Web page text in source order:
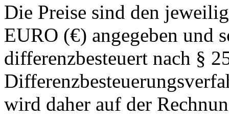
Die Preise sind den
EURO (€) angegeben und
differenzbesteuert nach §
wird daher auf der